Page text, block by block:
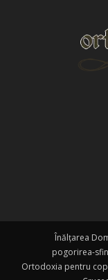
Înălțarea
pogorirea-
Ortodoxia pentru